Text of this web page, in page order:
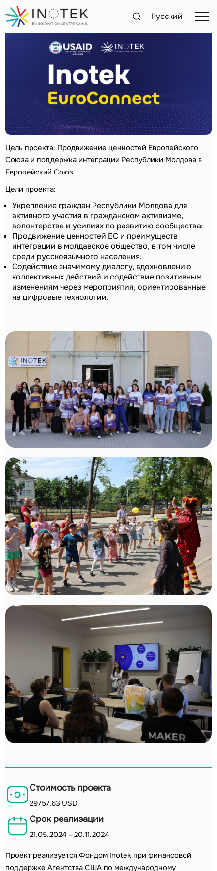
Русский
Inotek - EuroConnect
Цель проекта: Продвижение ценностей Европейского
Союза и поддержка интеграции Республики Молдова в
Европейский Союз.
Цели проекта:
Укрепление граждан Республики Молдова для
активного участия в гражданском активизме,
волонтерстве и усилиях по развитию сообщества;
Продвижение ценностей ЕС и преимуществ
интеграции в молдавское общество, в том числе
среди русскоязычного населения;
Содействие значимому диалогу, вдохновлению
коллективных действий и содействие позитивным
изменениям через мероприятия, ориентированные
на цифровые технологии.
Стоимость проекта
29757.63 USD
Срок реализации
21.05.2024 -20.11.2024
Проект реализуется Фондом Inotek при финансовой
поддержке Агентства США по международному